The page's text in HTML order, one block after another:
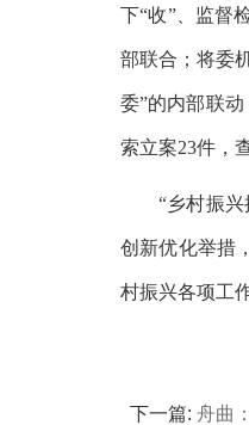
下“收”、监督
部联合；将委
委”的内部联
索立案23件，
“乡村振
创新优化举措
村振兴各项工
下一篇: 舟曲